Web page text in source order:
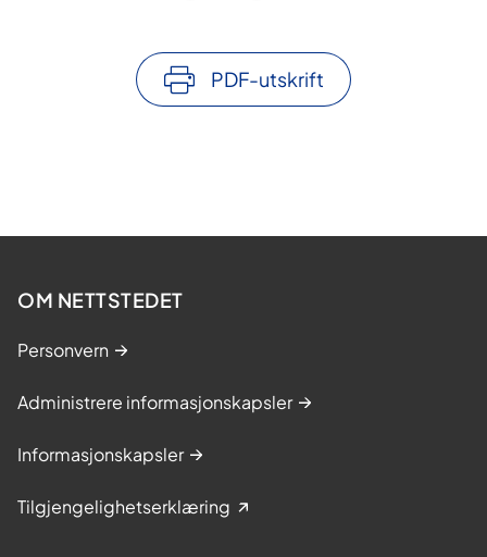
PDF-utskrift
OM NETTSTEDET
Personvern
Administrere informasjonskapsler
Informasjonskapsler
Tilgjengelighetserklæring